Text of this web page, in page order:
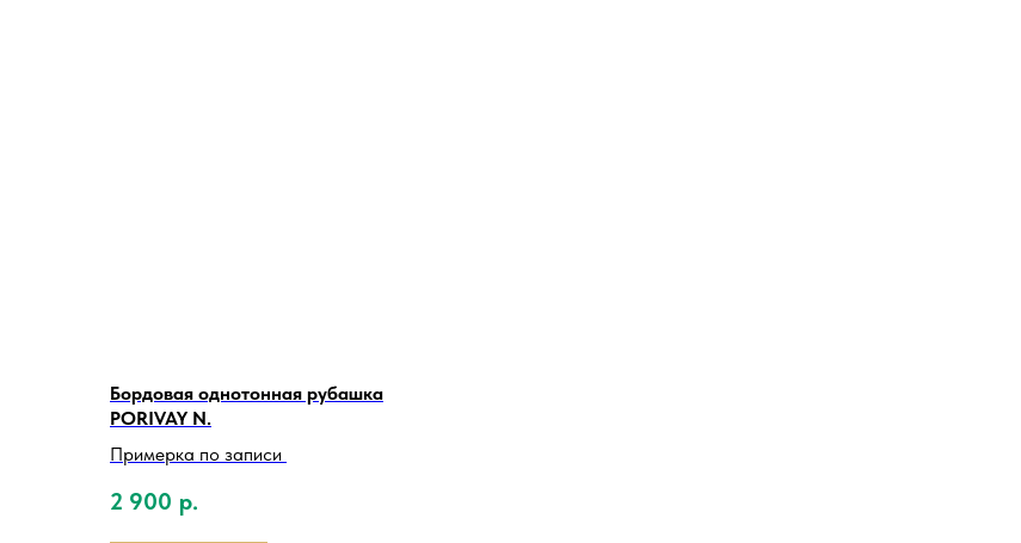
Бордовая однотонная рубашка
PORIVAY N.
Примерка по записи
2 900 р.